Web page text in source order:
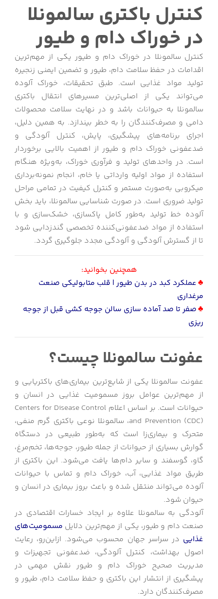
کنترل باکتری سالمونلا
در خوراک دام و طیور
کنترل سالمونلا در خوراک دام و طیور یکی از مهم‌ترین
اقدامات در حفظ سلامت دام، طیور و تضمین ایمنی زنجیره
تولید مواد غذایی است. طبق تحقیقات، خوراک آلوده
می‌تواند یکی از اصلی‌ترین مسیرهای انتقال باکتری
سالمونلا به حیوانات باشد و در نهایت سلامت محصولات
دامی و مصرف‌کنندگان را به خطر بیندازد. به همین دلیل،
اجرای برنامه‌های پیشگیری، پایش، کنترل آلودگی و
ضدعفونی خوراک دام و طیور از اهمیت بالایی برخوردار
است. در واحدهای تولید و فرآوری خوراک، به‌ویژه هنگام
استفاده از مواد اولیه وارداتی یا خام، انجام نمونه‌برداری
میکروبی به‌صورت مستمر و کنترل کیفیت در تمامی مراحل
تولید ضروری است. در صورت شناسایی سالمونلا، باید بخش
آلوده خط تولید به‌طور کامل پاکسازی، خشک‌سازی و با
استفاده از مواد ضدعفونی‌کننده تخصصی گندزدایی شود
تا از گسترش آلودگی و آلودگی مجدد جلوگیری گردد.
همچنین بخوانید:
♣عملکرد کبد در بدن طیور | قلب متابولیکی صنعت
مرغداری
♣صفر تا صد آماده سازی سالن جوجه کشی قبل از جوجه
ریزی
عفونت سالمونلا چیست؟
عفونت سالمونلا یکی از شایع‌ترین بیماری‌های باکتریایی و
از مهم‌ترین عوامل بروز مسمومیت غذایی در انسان و
حیوانات است. بر اساس اعلام Centers for Disease Control
and Prevention (CDC)، سالمونلا نوعی باکتری گرم منفی،
متحرک و بیماری‌زا است که به‌طور طبیعی در دستگاه
گوارش بسیاری از حیوانات از جمله طیور، جوجه‌ها، تخم‌مرغ،
گاو، گوسفند و سایر دام‌ها یافت می‌شود. این باکتری از
طریق مواد غذایی، آب، خوراک دام و تماس با حیوانات
آلوده می‌تواند منتقل شده و باعث بروز بیماری در انسان و
حیوان شود.
آلودگی به سالمونلا علاوه بر ایجاد خسارات اقتصادی در
صنعت دام و طیور، یکی از مهم‌ترین دلایل مسمومیت‌های
غذایی در سراسر جهان محسوب می‌شود. ازاین‌رو، رعایت
اصول بهداشت، کنترل آلودگی، ضدعفونی تجهیزات و
مدیریت صحیح خوراک دام و طیور نقش مهمی در
پیشگیری از انتشار این باکتری و حفظ سلامت دام، طیور و
مصرف‌کنندگان دارد.